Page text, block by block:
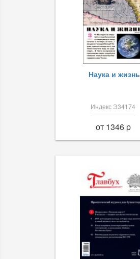
Наука и жизнь
Индекс Э34174
от 1346 p